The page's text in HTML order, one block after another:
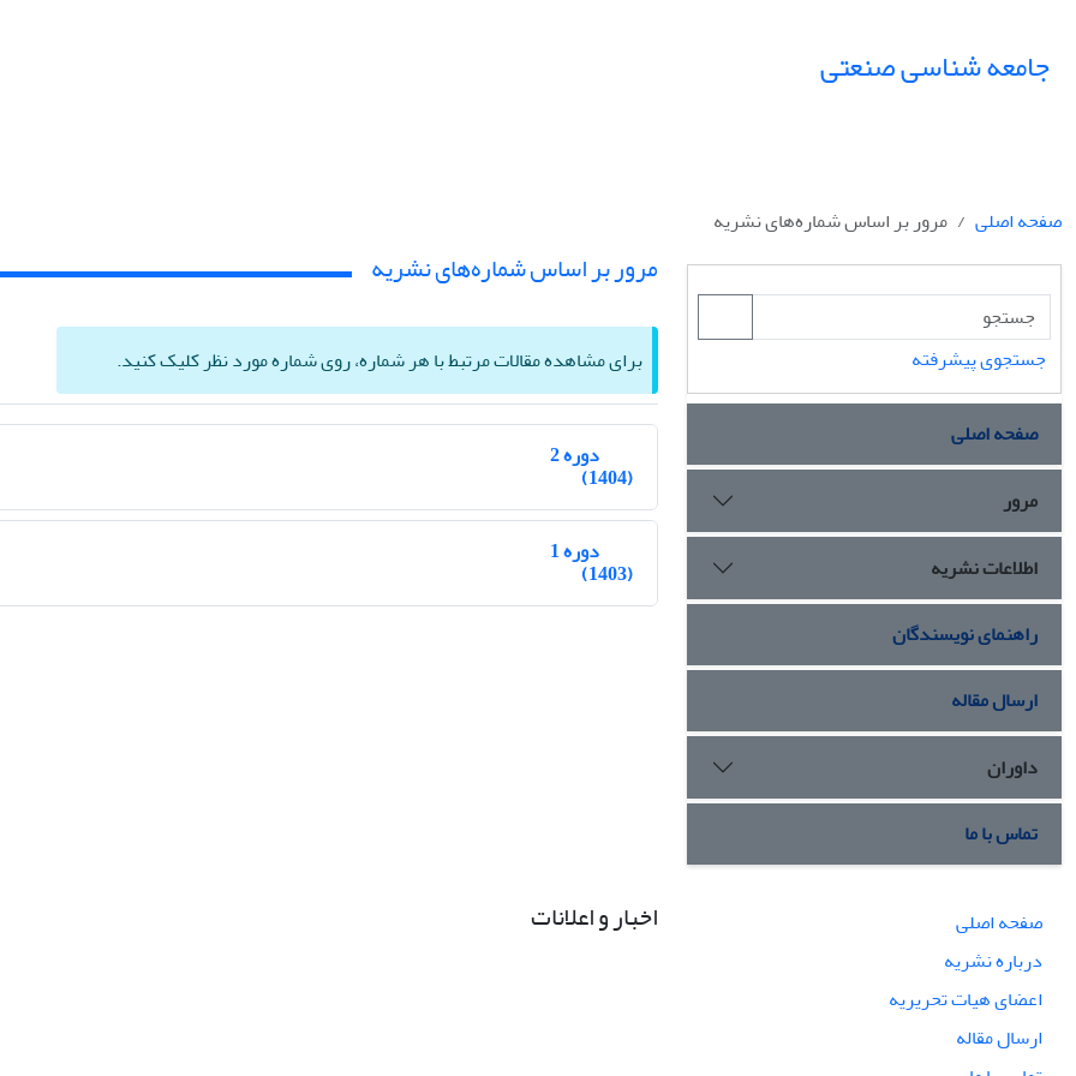
جامعه شناسی صنعتی
صفحه اصلی مرور بر اساس شماره‌های نشریه
جستجوی پیشرفته
صفحه اصلی
مرور
اطلاعات نشریه
راهنمای نویسندگان
ارسال مقاله
داوران
تماس با ما
مرور بر اساس شماره‌های نشریه
برای مشاهده مقالات مرتبط با هر شماره، روی شماره مورد نظر کلیک کنید.
دوره 2
(1404)
دوره 1
(1403)
صفحه اصلی
درباره نشریه
اعضای هیات تحریریه
ارسال مقاله
اخبار و اعلانات